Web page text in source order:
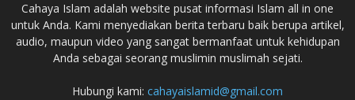
Cahaya Islam adalah website pusat informasi Islam all in one
untuk Anda. Kami menyediakan berita terbaru baik berupa artikel,
audio, maupun video yang sangat bermanfaat untuk kehidupan
Anda sebagai seorang muslimin muslimah sejati.
Hubungi kami: cahayaislamid@gmail.com